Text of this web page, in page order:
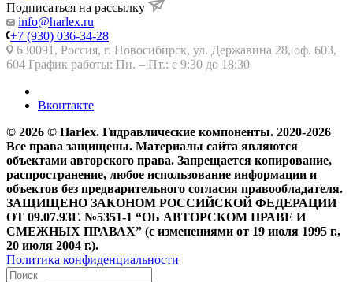
Подписаться на рассылку
info@harlex.ru
+7 (930) 036-34-28
630091, Россия, г. Новосибирск, ул. Державина 28, оф. 603,
604 График работы: Пн. – Пт.: с 9:30 до 18:30
Вконтакте
© 2026 © Harlex. Гидравлические компоненты. 2020-2026
Все права защищены. Материалы сайта являются
объектами авторского права. Запрещается копирование,
распространение, любое использование информации и
объектов без предварительного согласия правообладателя.
ЗАЩИЩЕНО ЗАКОНОМ РОССИЙСКОЙ ФЕДЕРАЦИИ
ОТ 09.07.93Г. №5351-1 “ОБ АВТОРСКОМ ПРАВЕ И
СМЕЖНЫХ ПРАВАХ” (с изменениями от 19 июля 1995 г.,
20 июля 2004 г.).
Политика конфиденциальности